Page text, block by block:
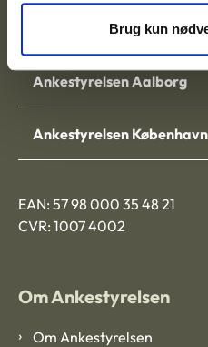
Brug kun
9000 Aalborg
Ankestyrelsen Aalborg
Ankestyrelsen København
EAN: 57 98 000 35 48 21
CVR: 1007 4002
Om Ankestyrelsen
Om Ankestyrelsen